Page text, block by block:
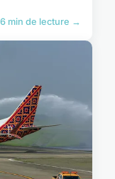
6 min de lecture →